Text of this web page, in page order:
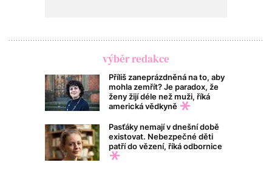
výběr redakce
Příliš zaneprázdněná na to, aby
mohla zemřít? Je paradox, že
ženy žijí déle než muži, říká
americká vědkyně
Pasťáky nemají v dnešní době
existovat. Nebezpečné děti
patří do vězení, říká odbornice